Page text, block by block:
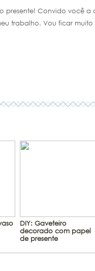
presente! Convido você a
trabalho. Vou ficar muito
DIY: Gaveteiro
decorado com papel
de presente